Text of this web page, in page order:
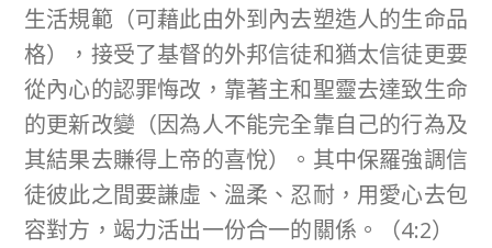
生活規範（可藉此由外到內去塑造人的生命品
格），接受了基督的外邦信徒和猶太信徒更要
從內心的認罪悔改，靠著主和聖靈去達致生命
的更新改變（因為人不能完全靠自己的行為及
其結果去賺得上帝的喜悅）。其中保羅強調信
徒彼此之間要謙虛、溫柔、忍耐，用愛心去包
容對方，竭力活出一份合一的關係。（4:2）